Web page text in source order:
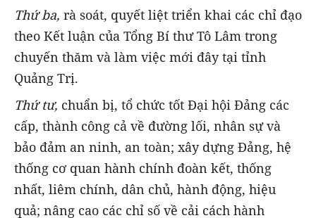
Thứ ba, rà soát, quyết liệt triển khai các chỉ đạo
theo Kết luận của Tổng Bí thư Tô Lâm trong
chuyến thăm và làm việc mới đây tại tỉnh
Quảng Trị.
Thứ tư, chuẩn bị, tổ chức tốt Đại hội Đảng các
cấp, thành công cả về đường lối, nhân sự và
bảo đảm an ninh, an toàn; xây dựng Đảng, hệ
thống cơ quan hành chính đoàn kết, thống
nhất, liêm chính, dân chủ, hành động, hiệu
quả; nâng cao các chỉ số về cải cách hành